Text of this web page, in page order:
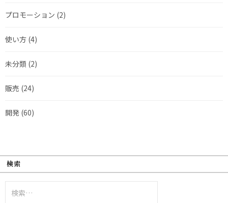
プロモーション (2)
使い方 (4)
未分類 (2)
販売 (24)
開発 (60)
検索
索: